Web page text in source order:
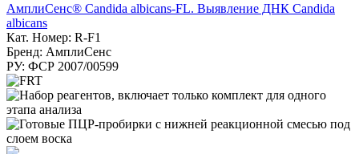
АмплиСенс® Candida albicans-FL. Выявление ДНК Candida
albicans
Кат. Номер: R-F1
Бренд: АмплиСенс
РУ: ФСР 2007/00599